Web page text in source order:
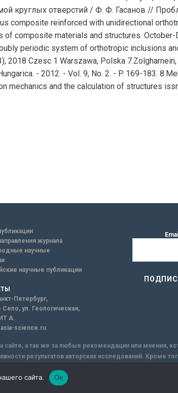
круглых отверстий / Ф. Ф. Гасанов //
composite reinforced with unidirectional
of composite materials and structures.
periodic system of orthotropic inclusions
Czesc 1 Warszawa, Polska
- 2012. - Vol. 9, No. 2. - P. 169-183.
mechanics and the calculation of structures
журнала
научные
научные публикации
Петербург,
Село, ул. Геологическая,
А.
science.ru
сайте, а так же за любые рекомендации или мнения,
результатов авторских исследований. Кроме
сайта. Ok